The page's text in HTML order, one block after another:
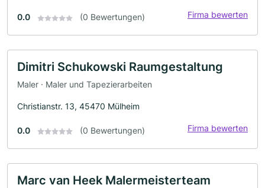
0.0 (0 Bewertungen) Firma bewerten
Dimitri Schukowski Raumgestaltung
Maler · Maler und Tapezierarbeiten
Christianstr. 13, 45470 Mülheim
0.0 (0 Bewertungen) Firma bewerten
Marc van Heek Malermeisterteam